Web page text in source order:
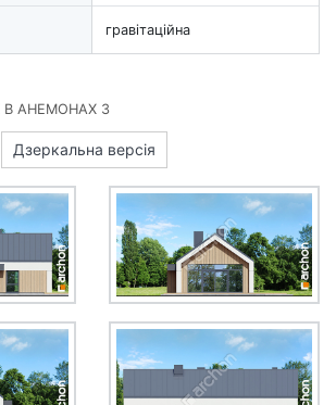
гравітаційна
В АНЕМОНАХ 3
Дзеркальна версія